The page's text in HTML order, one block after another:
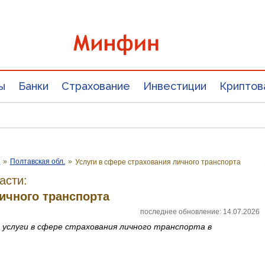
Банки Страхование Инвестиции
» Полтавская обл. » Услуги в сфере страхования личного транспорта
транспорта
последнее обновление: 14.07.2026
услуги в сфере страхования личного транспорта в